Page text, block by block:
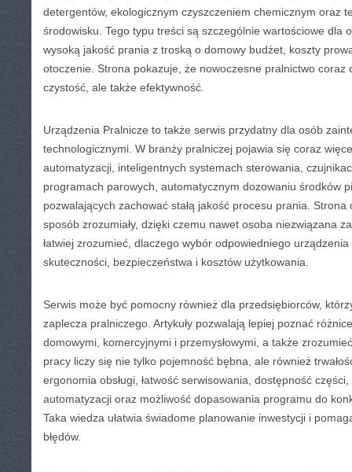
detergentów, ekologicznym czyszczeniem chemicznym oraz
środowisku. Tego typu treści są szczególnie wartościowe dla
wysoką jakość prania z troską o domowy budżet, koszty
otoczenie. Strona pokazuje, że nowoczesne pralnictwo coraz
czystość, ale także efektywność.
Urządzenia Pralnicze to także serwis przydatny dla osób
technologicznymi. W branży pralniczej pojawia się coraz
automatyzacji, inteligentnych systemach sterowania,
programach parowych, automatycznym dozowaniu środków
pozwalających zachować stałą jakość procesu prania.
sposób zrozumiały, dzięki czemu nawet osoba niezwiązana
łatwiej zrozumieć, dlaczego wybór odpowiedniego
skuteczności, bezpieczeństwa i kosztów użytkowania.
Serwis może być pomocny również dla przedsiębiorców,
zaplecza pralniczego. Artykuły pozwalają lepiej poznać
domowymi, komercyjnymi i przemysłowymi, a także
pracy liczy się nie tylko pojemność bębna, ale również
ergonomia obsługi, łatwość serwisowania, dostępność
automatyzacji oraz możliwość dopasowania programu do
Taka wiedza ułatwia świadome planowanie inwestycji i
błędów.